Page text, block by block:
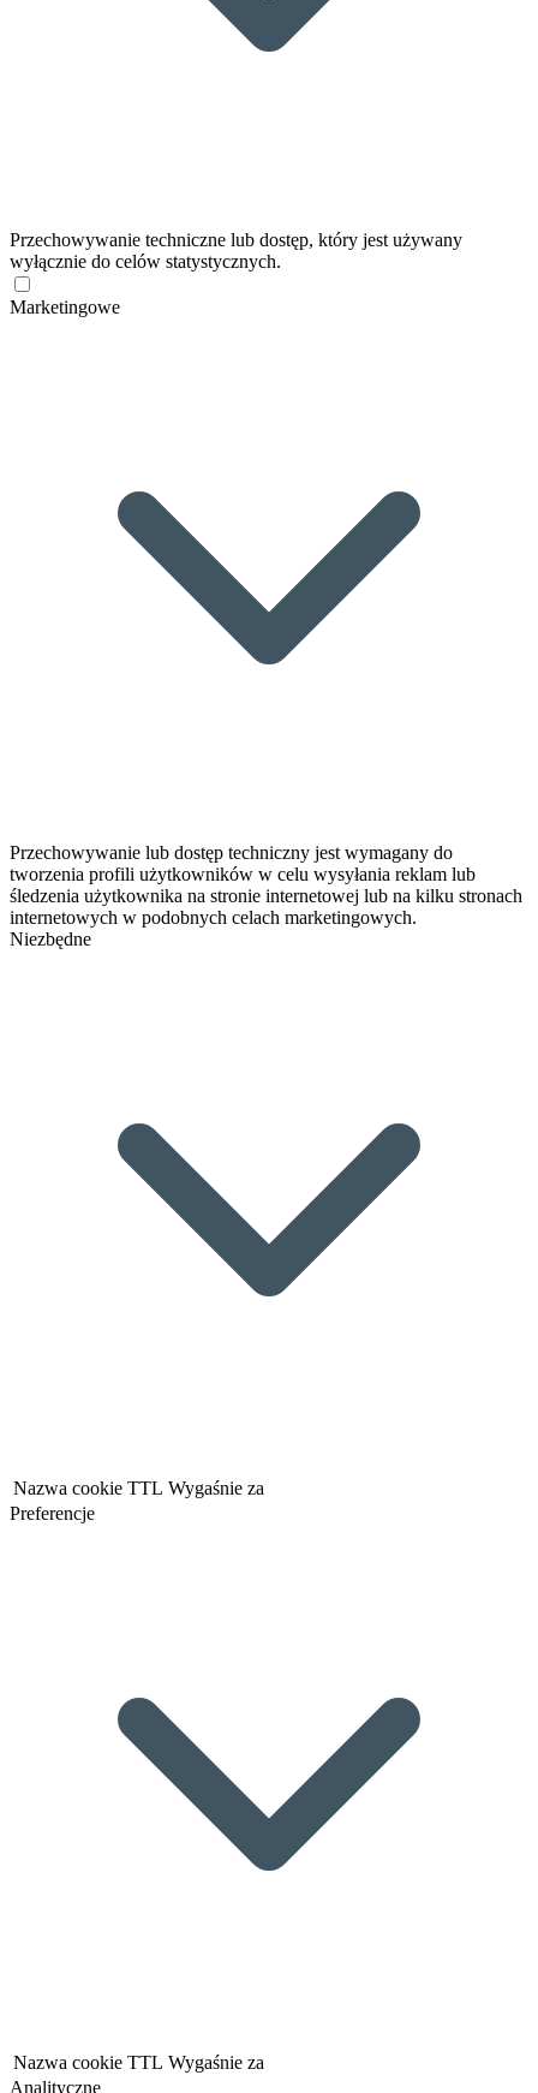
Przechowywanie techniczne lub dostęp, który jest używany
wyłącznie do celów statystycznych.
Marketingowe
Przechowywanie lub dostęp techniczny jest wymagany do
tworzenia profili użytkowników w celu wysyłania reklam lub
śledzenia użytkownika na stronie internetowej lub na kilku stronach
internetowych w podobnych celach marketingowych.
Niezbędne
Nazwa cookie TTL Wygaśnie za
Preferencje
Nazwa cookie TTL Wygaśnie za
Analityczne